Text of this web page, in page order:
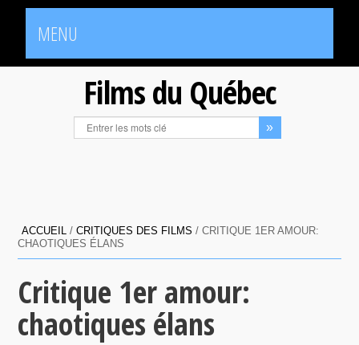
MENU
Films du Québec
ACCUEIL /CRITIQUES DES FILMS /CRITIQUE 1ER AMOUR:
CHAOTIQUES ÉLANS
Critique 1er amour:
chaotiques élans